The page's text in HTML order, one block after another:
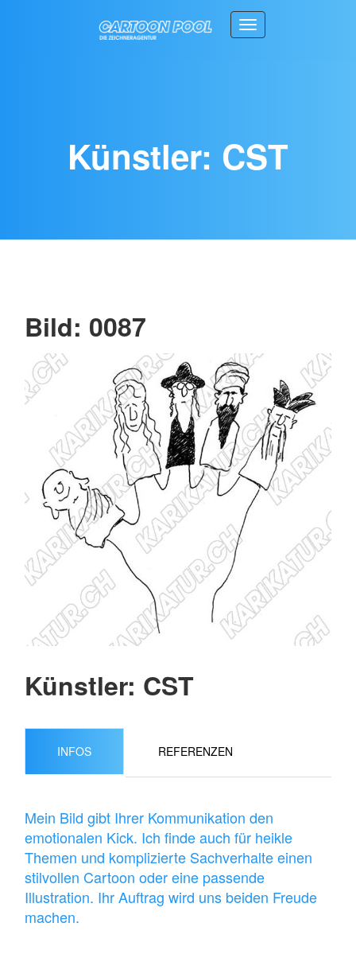
Toggle navigation
Künstler: CST
Bild: 0087
Künstler: CST
INFOS REFERENZEN
Mein Bild gibt Ihrer Kommunikation den
emotionalen Kick. Ich finde auch für heikle
Themen und komplizierte Sachverhalte einen
stilvollen Cartoon oder eine passende
Illustration. Ihr Auftrag wird uns beiden Freude
machen.